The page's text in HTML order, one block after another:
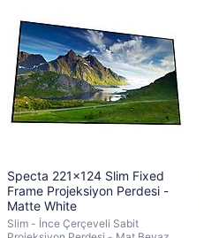
Specta 221x124 Slim Fixed
Frame Projeksiyon Perdesi -
Matte White
Slim - İnce Çerçeveli Sabit